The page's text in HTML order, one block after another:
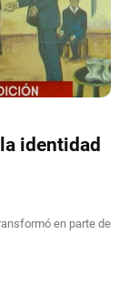
identidad
en parte de